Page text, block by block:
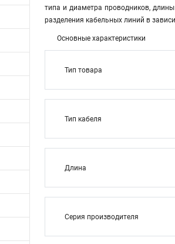
типа и диаметра проводников,
разделения кабельных линий в
Основные характеристики
Тип товара
Тип кабеля
Длина
Серия производителя